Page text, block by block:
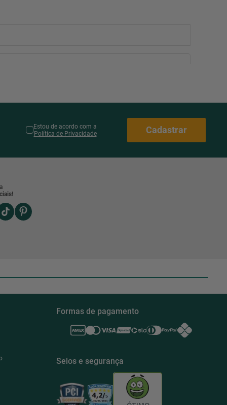
Estou de acordo com a
Política de Privacidade
Cadastrar
Formas de pagamento
Selos e segurança